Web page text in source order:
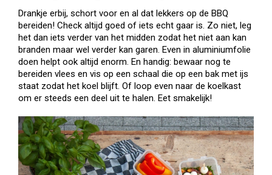
Drankje erbij, schort voor en al dat lekkers op de BBQ
bereiden! Check altijd goed of iets echt gaar is. Zo niet, leg
het dan iets verder van het midden zodat het niet aan kan
branden maar wel verder kan garen. Even in aluminiumfolie
doen helpt ook altijd enorm. En handig: bewaar nog te
bereiden vlees en vis op een schaal die op een bak met ijs
staat zodat het koel blijft. Of loop even naar de koelkast
om er steeds een deel uit te halen. Eet smakelijk!